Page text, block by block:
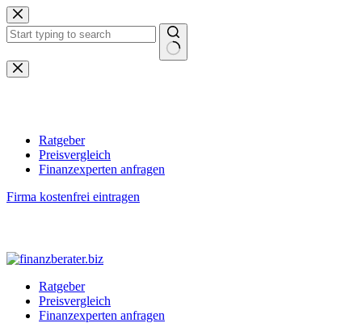
Zum
Inhalt
springen
Keine
Ergebnisse
Ratgeber
Preisvergleich
Finanzexperten anfragen
Firma kostenfrei eintragen
Ratgeber
Preisvergleich
Finanzexperten anfragen